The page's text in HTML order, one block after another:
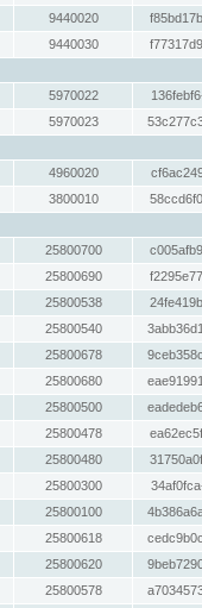
9440020
9440030
5970022
5970023
4960020
3800010
25800700
25800690
25800538
25800540
25800678
25800680
25800500
25800478
25800480
25800300
25800100
25800618
25800620
25800578